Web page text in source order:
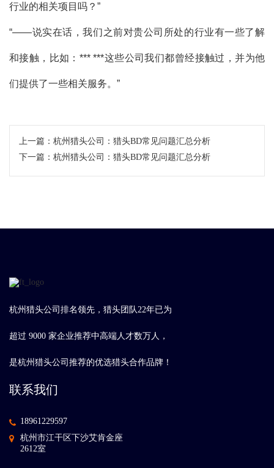
行业的相关项目吗？”
“——说实在话，我们之前对贵公司所处的行业有一些了解
和接触，比如：*** ***这些公司我们都曾经接触过，并为他
们提供了一些相关服务。”
上一篇： 杭州猎头公司：猎头BD常见问题汇总分析
下一篇： 杭州猎头公司：猎头BD常见问题汇总分析
杭州猎头公司排名领先，猎头团队22年已为
超过 9000 家企业推荐中高端人才数万人，
是杭州猎头公司推荐的优选猎头合作品牌！
联系我们
18961229597
杭州市江干区下沙艾肯金座
2612室